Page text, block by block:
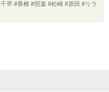
早 #香椎 #照葉 #松崎 #原田 #リラ